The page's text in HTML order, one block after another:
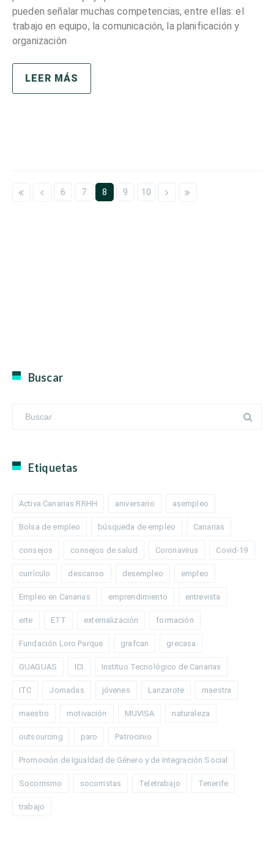
pueden señalar muchas competencias, entre ellas: el
trabajo en equipo, la comunicación, la planificación y
organización
LEER MÁS
6 7 8 9 10
Buscar
Etiquetas
Activa Canarias RRHH aniversario asempleo
Bolsa de empleo búsqueda de empleo Canarias
consejos consejos de salud Coronavirus Covid-19
currículo descanso desempleo empleo
Empleo en Canarias emprendimiento entrevista
erte ETT externalización formación
Fundación Loro Parque grafcan grecasa
GUAGUAS ICI Instituo Tecnológico de Canarias
ITC Jornadas jóvenes Lanzarote maestra
maestro motivación MUVISA naturaleza
outsourcing paro Patrocinio
Promoción de Igualdad de Género y de Integración Social
Socorrismo socorristas Teletrabajo Tenerife
trabajo